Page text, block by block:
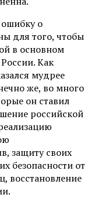
о
для того, чтобы
в основном
Как
мудрее
же, во много
он ставил
российской
защиту своих
безопасности от
восстановление